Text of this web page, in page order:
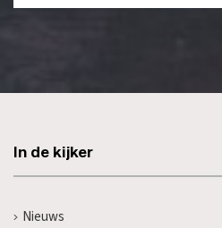
In de kijker
Nieuws